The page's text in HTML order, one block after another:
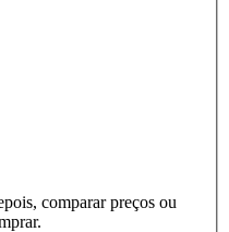
comparar preços ou